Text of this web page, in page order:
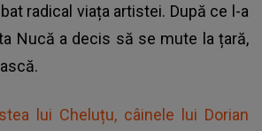
radical viața artistei. După ce l-a
Nucă a decis să se mute la țară,
lui Cheluțu, câinele lui Dorian